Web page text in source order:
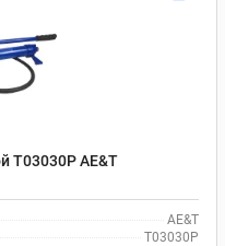
T03030P AE&T
AE&T
T03030P